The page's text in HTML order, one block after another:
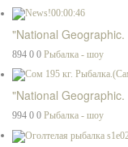
00:00:46
"National
894 0 0 Рыбалка - шоу
"National
994 0 0 Рыбалка - шоу